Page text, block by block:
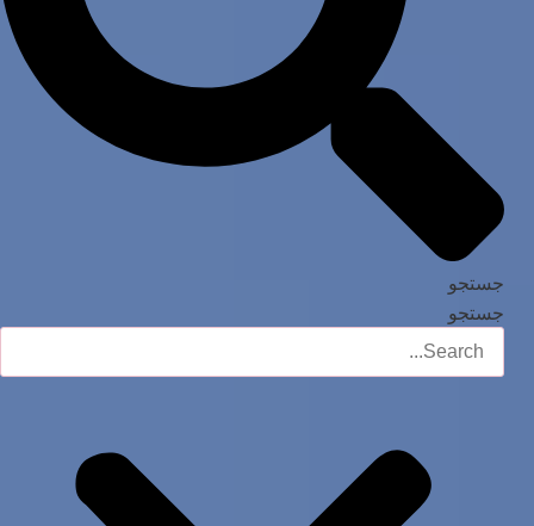
جستجو
جستجو